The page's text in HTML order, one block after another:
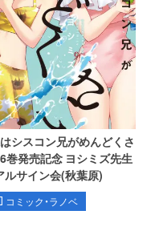
はシスコン兄がめんどくさ
6巻発売記念 ヨシミズ先生
ルサイン会(秋葉原)
コミック・ラノベ